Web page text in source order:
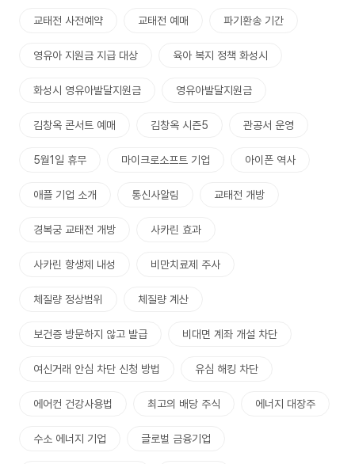
교태전 사전예약 교태전 예매 파기환송 기간
영유아 지원금 지급 대상 육아 복지 정책 화성시
화성시 영유아발달지원금 영유아발달지원금
김창옥 콘서트 예매 김창옥 시즌5 관공서 운영
5월1일 휴무 마이크로소프트 기업 아이폰 역사
애플 기업 소개 통신사알림 교태전 개방
경복궁 교태전 개방 사카린 효과
사카린 항생제 내성 비만치료제 주사
체질량 정상범위 체질량 계산
보건증 방문하지 않고 발급 비대면 계좌 개설 차단
여신거래 안심 차단 신청 방법 유심 해킹 차단
에어컨 건강사용법 최고의 배당 주식 에너지 대장주
수소 에너지 기업 글로벌 금융기업